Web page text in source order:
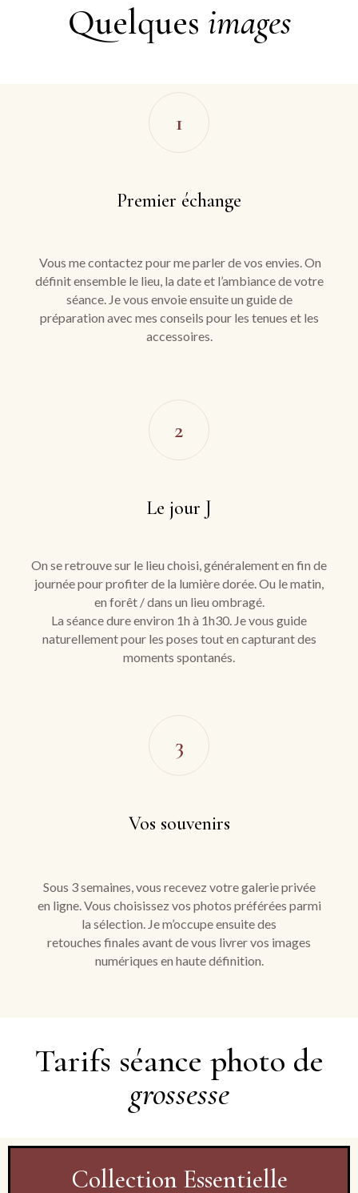
Quelques images
1
Premier échange
Vous me contactez pour me parler de vos envies. On
définit ensemble le lieu, la date et l’ambiance de votre
séance. Je vous envoie ensuite un guide de
préparation avec mes conseils pour les tenues et les
accessoires.
2
Le jour J
On se retrouve sur le lieu choisi, généralement en fin de
journée pour profiter de la lumière dorée. Ou le matin,
en forêt / dans un lieu ombragé.
La séance dure environ 1h à 1h30. Je vous guide
naturellement pour les poses tout en capturant des
moments spontanés.
3
Vos souvenirs
Sous 3 semaines, vous recevez votre galerie privée
en ligne. Vous choisissez vos photos préférées parmi
la sélection. Je m’occupe ensuite des
retouches finales avant de vous livrer vos images
numériques en haute définition.
Tarifs séance photo de
grossesse
Collection Essentielle